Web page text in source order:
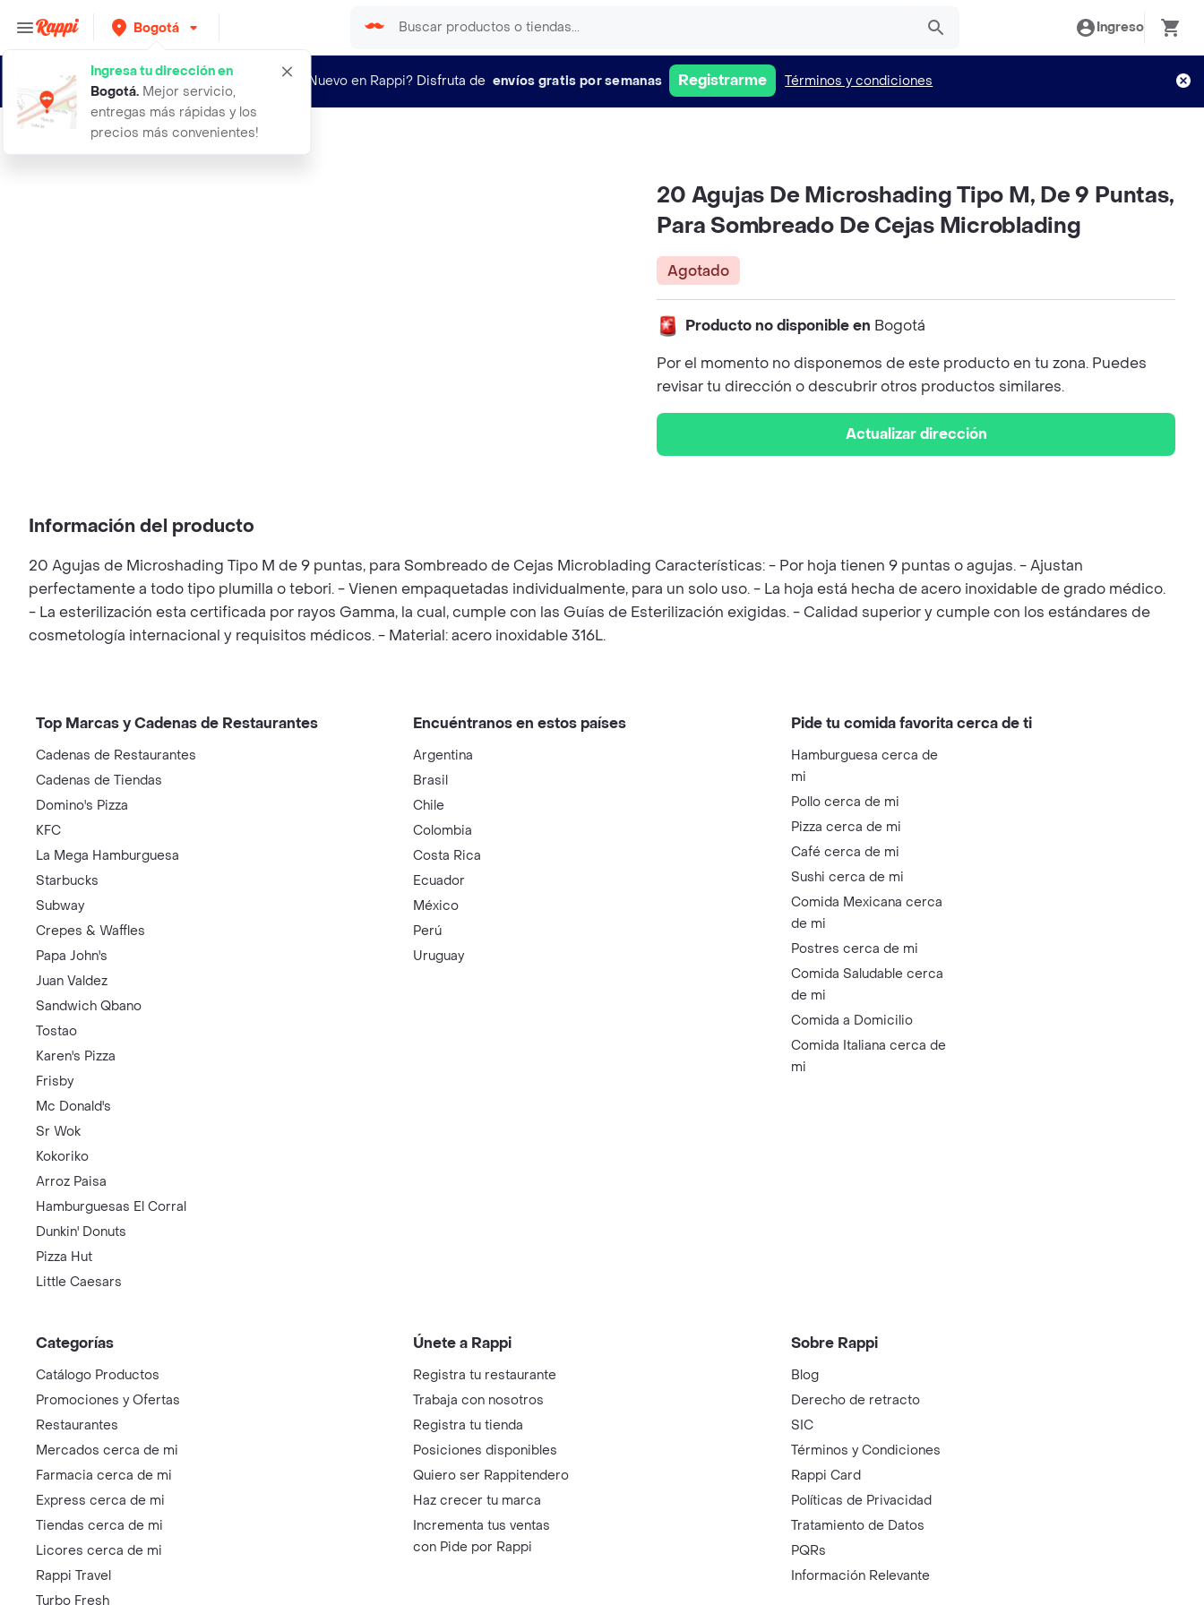
Bogotá
Ingresa tu dirección en
Bogotá. Mejor servicio,
entregas más rápidas y los
precios más convenientes!
Ingreso
¿Nuevo en Rappi? Disfruta de envíos gratis por semanas Registrarme Términos y condiciones
20 agujas de microshading tipo m de
20 Agujas De Microshading Tipo M, De 9 Puntas,
Para Sombreado De Cejas Microblading
Agotado
Producto no disponible en Bogotá
Por el momento no disponemos de este producto en tu zona. Puedes
revisar tu dirección o descubrir otros productos similares.
Actualizar dirección
Información del producto
20 Agujas de Microshading Tipo M de 9 puntas, para Sombreado de Cejas Microblading Características: - Por hoja tienen 9 puntas o agujas. - Ajustan
perfectamente a todo tipo plumilla o tebori. - Vienen empaquetadas individualmente, para un solo uso. - La hoja está hecha de acero inoxidable de grado médico.
- La esterilización esta certificada por rayos Gamma, la cual, cumple con las Guías de Esterilización exigidas. - Calidad superior y cumple con los estándares de
cosmetología internacional y requisitos médicos. - Material: acero inoxidable 316L.
Top Marcas y Cadenas de Restaurantes
Cadenas de Restaurantes
Cadenas de Tiendas
Domino's Pizza
KFC
La Mega Hamburguesa
Starbucks
Subway
Crepes & Waffles
Papa John's
Juan Valdez
Sandwich Qbano
Tostao
Karen's Pizza
Frisby
Mc Donald's
Sr Wok
Kokoriko
Arroz Paisa
Hamburguesas El Corral
Dunkin' Donuts
Pizza Hut
Little Caesars
Encuéntranos en estos países
Argentina
Brasil
Chile
Colombia
Costa Rica
Ecuador
México
Perú
Uruguay
Pide tu comida favorita cerca de ti
Hamburguesa cerca de
mi
Pollo cerca de mi
Pizza cerca de mi
Café cerca de mi
Sushi cerca de mi
Comida Mexicana cerca
de mi
Postres cerca de mi
Comida Saludable cerca
de mi
Comida a Domicilio
Comida Italiana cerca de
mi
Categorías
Catálogo Productos
Promociones y Ofertas
Restaurantes
Mercados cerca de mi
Farmacia cerca de mi
Express cerca de mi
Tiendas cerca de mi
Licores cerca de mi
Rappi Travel
Turbo Fresh
Únete a Rappi
Registra tu restaurante
Trabaja con nosotros
Registra tu tienda
Posiciones disponibles
Quiero ser Rappitendero
Haz crecer tu marca
Incrementa tus ventas
con Pide por Rappi
Sobre Rappi
Blog
Derecho de retracto
SIC
Términos y Condiciones
Rappi Card
Políticas de Privacidad
Tratamiento de Datos
PQRs
Información Relevante